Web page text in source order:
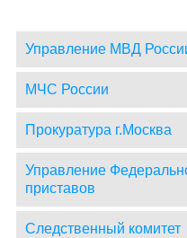
Управление МВД
МЧС России
Прокуратура г.Москва
Управление
приставов
Следственный комитет